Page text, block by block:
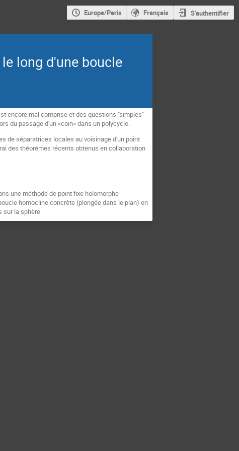
Europe/Paris Français S'authentifier
long d'une boucle
encore mal comprise et des questions "simples"
du passage d'un «coin» dans un polycycle.
de séparatrices locales au voisinage d'un point
des théorèmes récents obtenus en collaboration
une méthode de point fixe holomorphe
homocline concrète (plongée dans le plan) en
sur la sphère